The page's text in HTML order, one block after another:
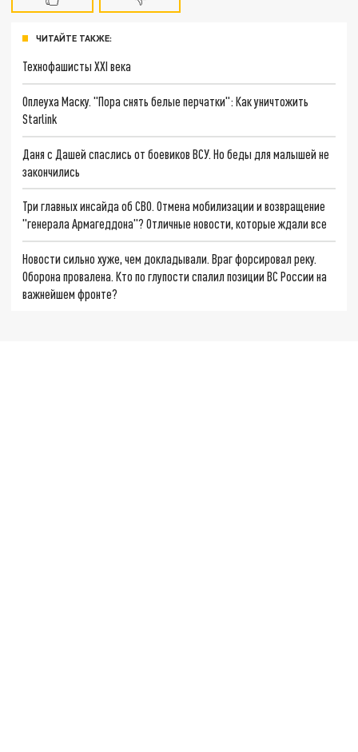
ЧИТАЙТЕ ТАКЖЕ:
Технофашисты XXI века
Оплеуха Маску. "Пора снять белые перчатки": Как уничтожить
Starlink
Даня с Дашей спаслись от боевиков ВСУ. Но беды для малышей не
закончились
Три главных инсайда об СВО. Отмена мобилизации и возвращение
"генерала Армагеддона"? Отличные новости, которые ждали все
Новости сильно хуже, чем докладывали. Враг форсировал реку.
Оборона провалена. Кто по глупости спалил позиции ВС России на
важнейшем фронте?